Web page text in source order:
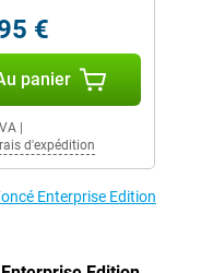
€
panier
|
d'expédition
Enterprise Edition